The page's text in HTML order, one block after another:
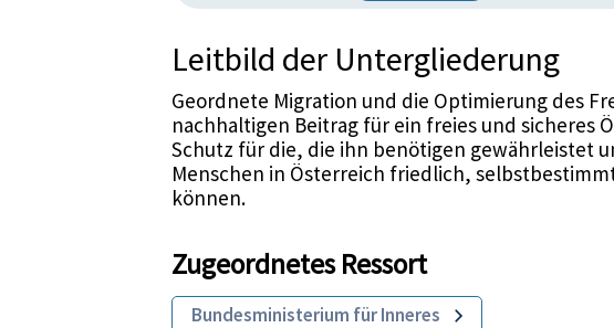
Leitbild der Untergliederung
Geordnete Migration und die Optimierung des
nachhaltigen Beitrag für ein freies und sicheres
Schutz für die, die ihn benötigen gewährleistet
Menschen in Österreich friedlich,
können.
Zugeordnetes Ressort
Bundesministerium für Inneres